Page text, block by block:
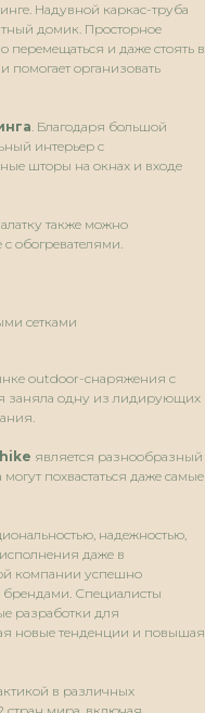
Надувной каркас-труба
домик. Просторное
перемещаться и даже стоять в
помогает организовать
. Благодаря большой
интерьер с
шторы на окнах и входе
также можно
с обогревателями.
сетками
outdoor-снаряжения с
заняла одну из лидирующих
является разнообразный
похвастаться даже самые
надежностью,
даже в
компании успешно
Специалисты
разработки для
новые тенденции и повышая
в различных